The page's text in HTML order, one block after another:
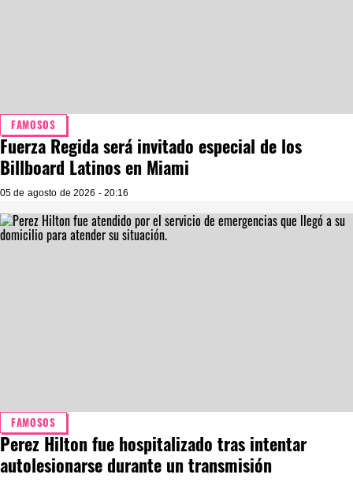
FAMOSOS
Fuerza Regida será invitado especial de los
Billboard Latinos en Miami
05 de agosto de 2026 - 20:16
FAMOSOS
Perez Hilton fue hospitalizado tras intentar
autolesionarse durante un transmisión